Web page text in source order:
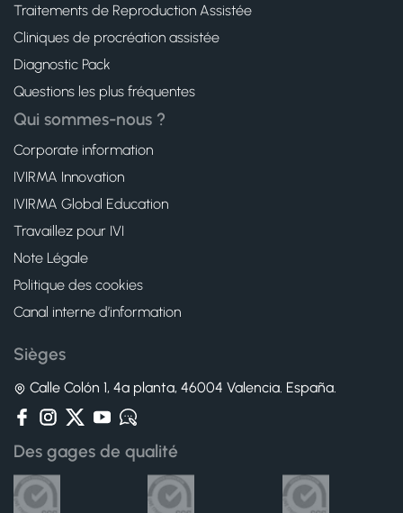
Traitements de Reproduction Assistée
Cliniques de procréation assistée
Diagnostic Pack
Questions les plus fréquentes
Qui sommes-nous ?
Corporate information
IVIRMA Innovation
IVIRMA Global Education
Travaillez pour IVI
Note Légale
Politique des cookies
Canal interne d’information
Sièges
Calle Colón 1, 4ª planta, 46004 Valencia. España.
Des gages de qualité